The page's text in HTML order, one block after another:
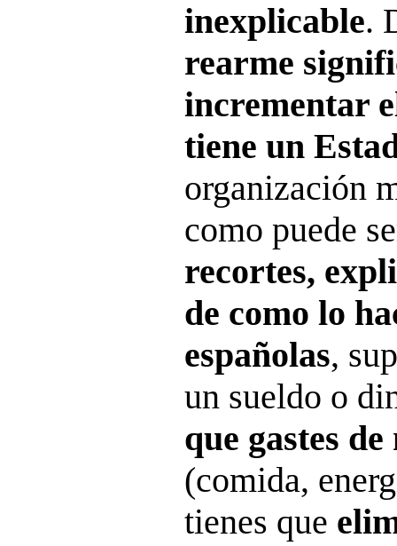
inexplicable.
rearme
incrementar
tiene un
organización
como puede
recortes,
de como lo
españolas,
un sueldo o
que gastes
(comida,
tienes que